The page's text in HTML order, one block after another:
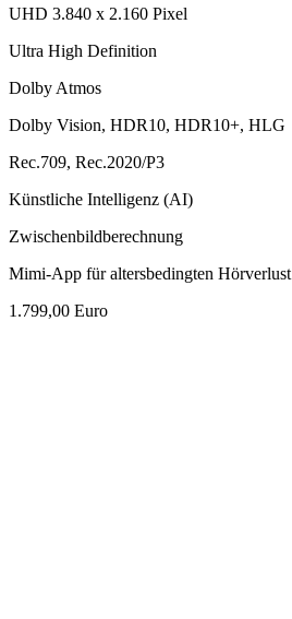
UHD 3.840 x 2.160 Pixel
Ultra High Definition
Dolby Atmos
Dolby Vision, HDR10, HDR10+, HLG
Rec.709, Rec.2020/P3
Künstliche Intelligenz (AI)
Zwischenbildberechnung
Mimi-App für altersbedingten Hörverlust
1.799,00 Euro